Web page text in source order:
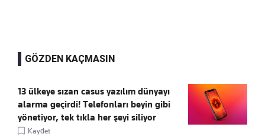
GÖZDEN KAÇMASIN
13 ülkeye sızan casus yazılım dünyayı
alarma geçirdi! Telefonları beyin gibi
yönetiyor, tek tıkla her şeyi siliyor
Kaydet